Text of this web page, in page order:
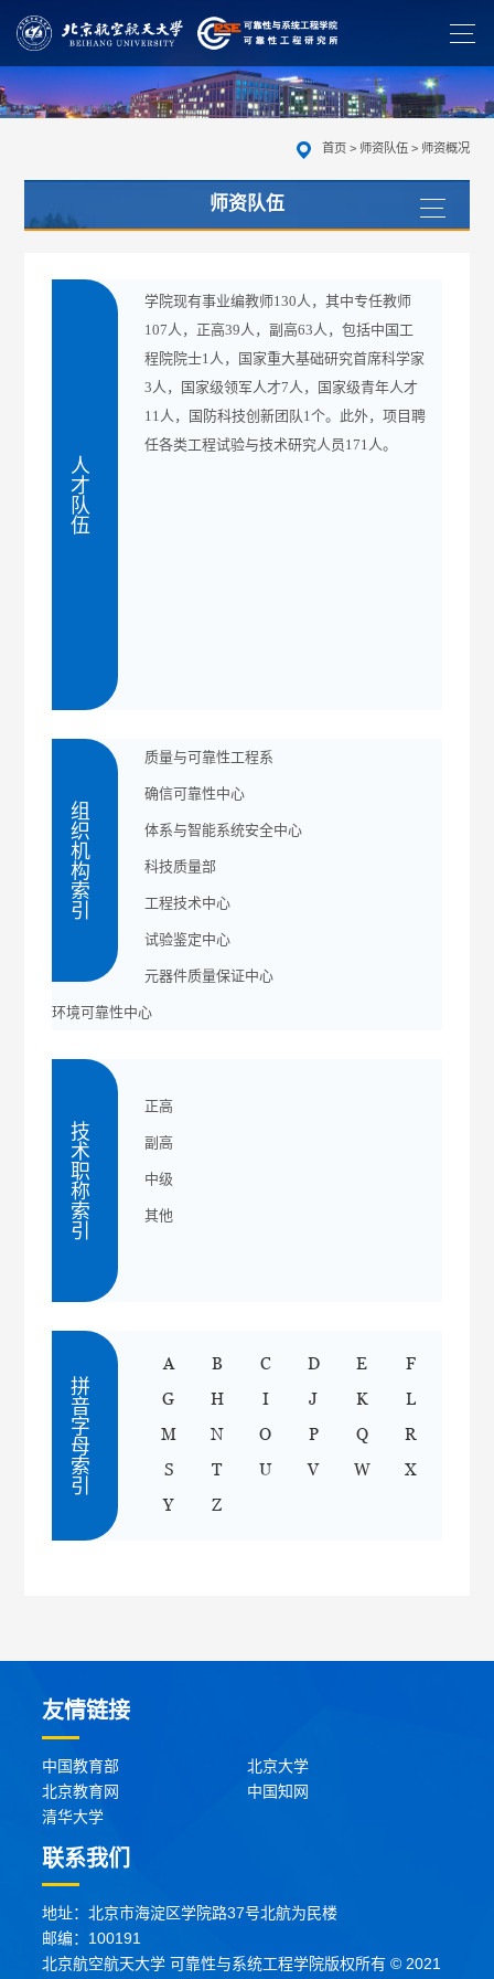
首页 > 师资队伍 > 师资概况
师资队伍
人才队伍
学院现有事业编教师130人，其中专任教师
107人，正高39人，副高63人，包括中国工
程院院士1人，国家重大基础研究首席科学家
3人，国家级领军人才7人，国家级青年人才
11人，国防科技创新团队1个。此外，项目聘
任各类工程试验与技术研究人员171人。
组织机构索引
质量与可靠性工程系
确信可靠性中心
体系与智能系统安全中心
科技质量部
工程技术中心
试验鉴定中心
元器件质量保证中心
环境可靠性中心
技术职称索引
正高
副高
中级
其他
拼音字母索引
A B C D E
F
G
H I J K
L
M
N O P Q
R
S
T U V W
X
Y
Z
友情链接
中国教育部
北京大学
北京教育网
中国知网
清华大学
联系我们
地址：北京市海淀区学院路37号北航为民楼
邮编：100191
北京航空航天大学 可靠性与系统工程学院版权所有 © 2021